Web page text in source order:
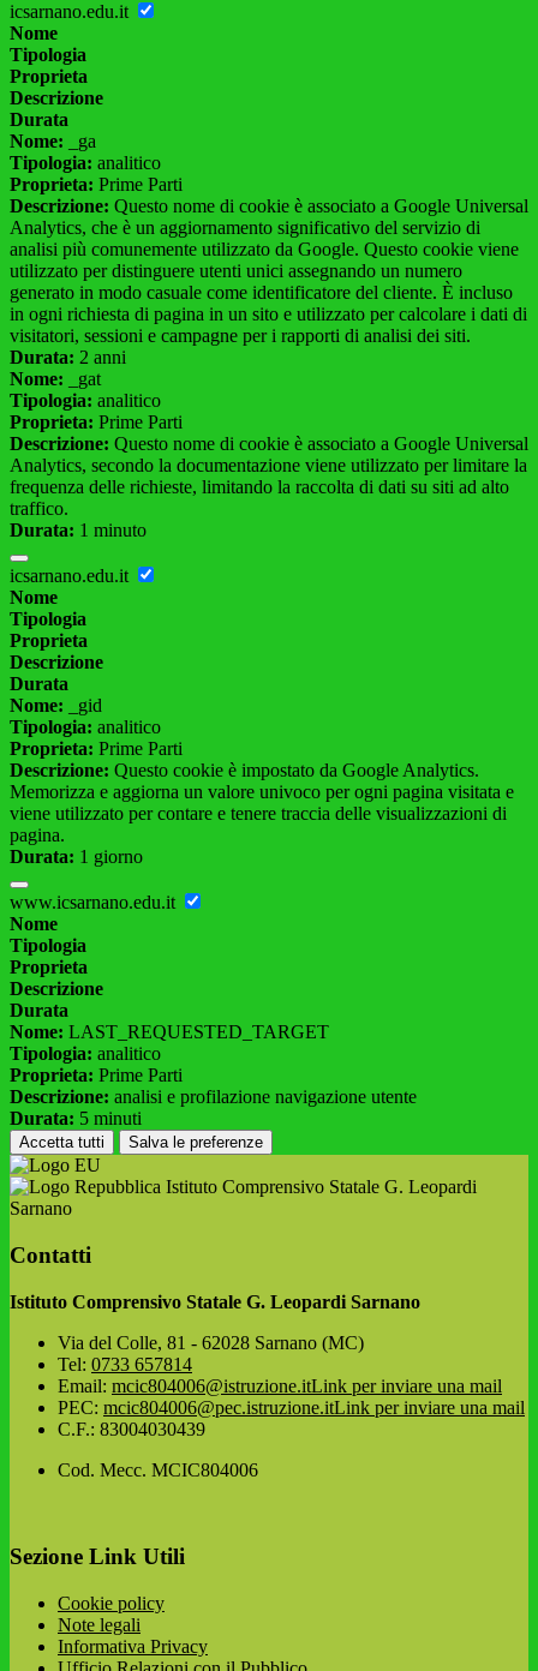
icsarnano.edu.it
Nome
Tipologia
Proprieta
Descrizione
Durata
Nome: _ga
Tipologia: analitico
Proprieta: Prime Parti
Descrizione: Questo nome di cookie è associato a Google Universal
Analytics, che è un aggiornamento significativo del servizio di
analisi più comunemente utilizzato da Google. Questo cookie viene
utilizzato per distinguere utenti unici assegnando un numero
generato in modo casuale come identificatore del cliente. È incluso
in ogni richiesta di pagina in un sito e utilizzato per calcolare i dati di
visitatori, sessioni e campagne per i rapporti di analisi dei siti.
Durata: 2 anni
Nome: _gat
Tipologia: analitico
Proprieta: Prime Parti
Descrizione: Questo nome di cookie è associato a Google Universal
Analytics, secondo la documentazione viene utilizzato per limitare la
frequenza delle richieste, limitando la raccolta di dati su siti ad alto
traffico.
Durata: 1 minuto
icsarnano.edu.it
Nome
Tipologia
Proprieta
Descrizione
Durata
Nome: _gid
Tipologia: analitico
Proprieta: Prime Parti
Descrizione: Questo cookie è impostato da Google Analytics.
Memorizza e aggiorna un valore univoco per ogni pagina visitata e
viene utilizzato per contare e tenere traccia delle visualizzazioni di
pagina.
Durata: 1 giorno
www.icsarnano.edu.it
Nome
Tipologia
Proprieta
Descrizione
Durata
Nome: LAST_REQUESTED_TARGET
Tipologia: analitico
Proprieta: Prime Parti
Descrizione: analisi e profilazione navigazione utente
Durata: 5 minuti
Accetta tutti Salva le preferenze
Istituto Comprensivo Statale G. Leopardi
Sarnano
Contatti
Istituto Comprensivo Statale G. Leopardi Sarnano
Via del Colle, 81 - 62028 Sarnano (MC)
Tel: 0733 657814
Email: mcic804006@istruzione.itLink per inviare una mail
PEC: mcic804006@pec.istruzione.itLink per inviare una mail
C.F.: 83004030439
Cod. Mecc. MCIC804006
Sezione Link Utili
Cookie policy
Note legali
Informativa Privacy